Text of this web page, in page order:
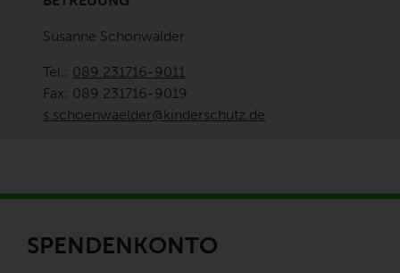
Susanne Schönwälder
Tel.: 089 231716-9011
Fax: 089 231716-9019
s.schoenwaelder@kinderschutz.de
SPENDENKONTO